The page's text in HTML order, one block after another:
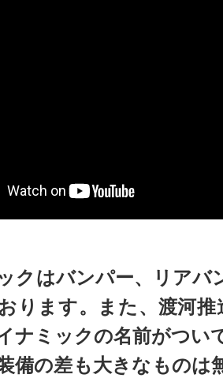
クはバンパー、リアバ
ります。また、渡河推
ナミックの名前がつい
備の差も大きなものは